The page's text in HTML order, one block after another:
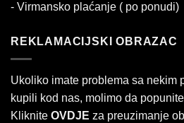
- Virmansko plaćanje ( po ponudi)
REKLAMACIJSKI OBRAZAC
Ukoliko imate problema sa nekim
kupili kod nas, molimo da
Kliknite OVDJE za preuzimanje